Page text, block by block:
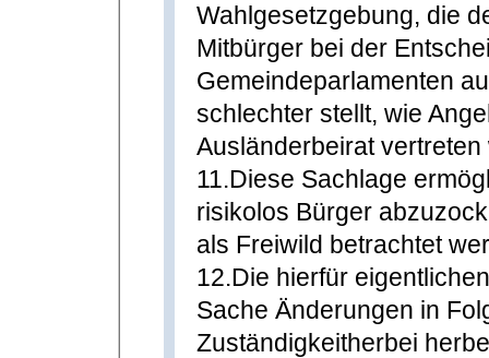
Wahlgesetzgebung, die
Mitbürger bei der
Gemeindeparlamenten
schlechter stellt, wie
Ausländerbeirat vertreten
11.Diese Sachlage
risikolos Bürger
als Freiwild betrachtet
12.Die hierfür
Sache Änderungen in
Zuständigkeitherbei